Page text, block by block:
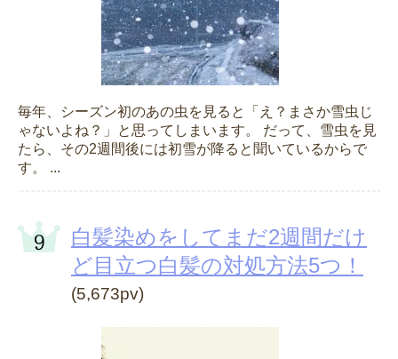
毎年、シーズン初のあの虫を見ると「え？まさか雪虫じ
ゃないよね？」と思ってしまいます。 だって、雪虫を見
たら、その2週間後には初雪が降ると聞いているからで
す。 ...
白髪染めをしてまだ2週間だけ
ど目立つ白髪の対処方法5つ！
(5,673pv)